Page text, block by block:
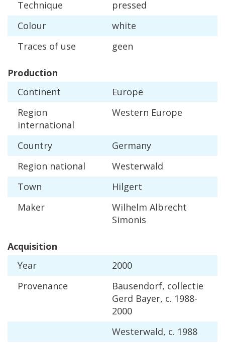
Technique
pressed
Colour
white
Traces of use geen
Production
Continent
Europe
Region
international
Western Europe
Country
Germany
Region national
Westerwald
Town
Hilgert
Maker
Wilhelm Albrecht
Simonis
Acquisition
Year
2000
Provenance
Bausendorf, collectie
Gerd Bayer, c. 1988-
2000
Westerwald, c. 1988